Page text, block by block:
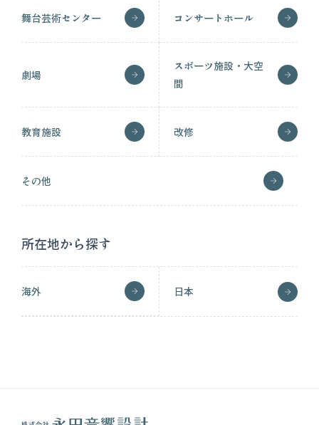
舞台芸術センター コンサートホール
劇場
スポーツ施設・大空
間
教育施設 改修
その他
所在地から探す
海外 日本